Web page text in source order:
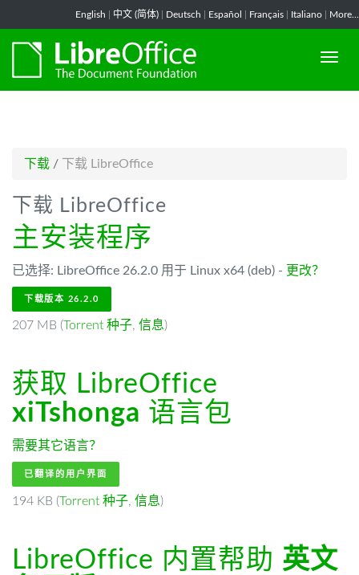
English 中文 (简体) Deutsch Español Français Italiano More...
下载 / 下载 LibreOffice
下载 LibreOffice
主安装程序
已选择: LibreOffice 26.2.0 用于 Linux x64 (deb) - 更改？
下载版本 26.2.0
207 MB (Torrent 种子, 信息)
获取 LibreOffice
xiTshonga 语言包
需要其它语言？
已翻译的用户界面
194 KB (Torrent 种子, 信息)
LibreOffice 内置帮助 英文